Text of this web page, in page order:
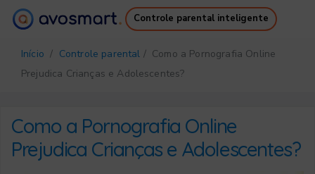
Controle parental inteligente
Como funciona
Preços
Downloads
Suporte
Login
Cadastro
Início / Controle parental / Como a Pornografia Online
Prejudica Crianças e Adolescentes?
Como a Pornografia Online
Prejudica Crianças e Adolescentes?